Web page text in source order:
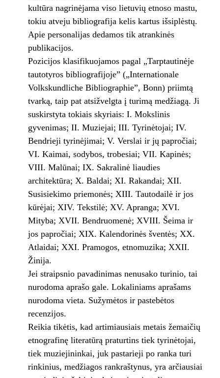
kultūra nagrinėjama viso lietuvių etnoso mastu,
tokiu atveju bibliografija kelis kartus išsiplėstų.
Apie personalijas dedamos tik atrankinės
publikacijos.
Pozicijos klasifikuojamos pagal „Tarptautinėje
tautotyros bibliografijoje” („Internationale
Volkskundliche Bibliographie”, Bonn) priimtą
tvarką, taip pat atsižvelgta į turimą medžiagą. Ji
suskirstyta tokiais skyriais: I. Mokslinis
gyvenimas; II. Muziejai; III. Tyrinėtojai; IV.
Bendrieji tyrinėjimai; V. Verslai ir jų papročiai;
VI. Kaimai, sodybos, trobesiai; VII. Kapinės;
VIII. Malūnai; IX. Sakralinė liaudies
architektūra; X. Baldai; XI. Rakandai; XII.
Susisiekimo priemonės; XIII. Tautodailė ir jos
kūrėjai; XIV. Tekstilė; XV. Apranga; XVI.
Mityba; XVII. Bendruomenė; XVIII. Šeima ir
jos papročiai; XIX. Kalendorinės šventės; XX.
Atlaidai; XXI. Pramogos, etnomuzika; XXII.
Žinija.
Jei straipsnio pavadinimas nenusako turinio, tai
nurodoma aprašo gale. Lokaliniams aprašams
nurodoma vieta. Sužymėtos ir pastebėtos
recenzijos.
Reikia tikėtis, kad artimiausiais metais žemaičių
etnografinę literatūrą praturtins tiek tyrinėtojai,
tiek muziejininkai, juk pastarieji po ranka turi
rinkinius, medžiagos rankraštynus, yra arčiausiai